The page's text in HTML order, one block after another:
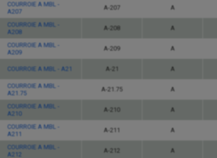
COURROIE A MBL -
A207
A-207 A
COURROIE A MBL -
A208
A-208 A
COURROIE A MBL -
A209
A-209 A
COURROIE A MBL - A21 A-21 A
COURROIE A MBL -
A21.75
A-21.75 A
COURROIE A MBL -
A210
A-210 A
COURROIE A MBL -
A211
A-211 A
COURROIE A MBL -
A212
A-212 A